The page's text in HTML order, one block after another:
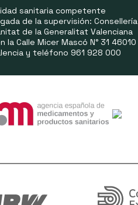
sanitaria competente
de la supervisión: Consellería
de la Generalitat Valenciana
la Calle Micer Mascó N° 31 46010
y teléfono 961 928 000